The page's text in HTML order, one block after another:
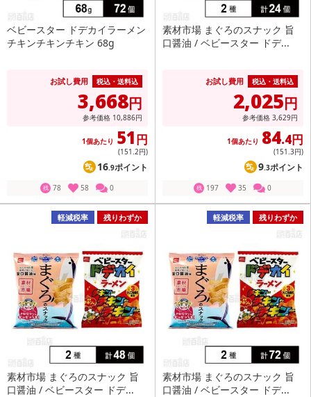
ベビースター ドデカイラーメン
チキンチキンチキン 68g
お試し費用 税込・送料込
3,668円
参考価格 10,886円
1個あたり 51円
(151 .2円)
16.9ポイント
残 78 58 0
素材市場 まぐろのスナック 旨
口醤油 / ベビースター ドデ...
お試し費用 税込・送料込
2,025円
参考価格 3,629円
1個あたり 84.4円
(151 .3円)
9.3ポイント
残 197 35 0
軽減税率 残りわずか
素材市場 まぐろのスナック 旨
口醤油 / ベビースター ドデ...
軽減税率 残りわずか
素材市場 まぐろのスナック 旨
口醤油 / ベビースター ドデ...